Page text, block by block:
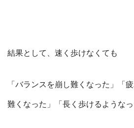
結果として、速く歩けなくても
「バランスを崩し難くなった」「
難くなった」「長く歩けるようなっ